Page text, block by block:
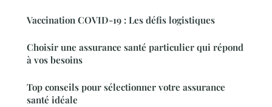
Vaccination COVID-19 : Les défis logistiques
Choisir une assurance santé particulier qui répond
à vos besoins
Top conseils pour sélectionner votre assurance
santé idéale